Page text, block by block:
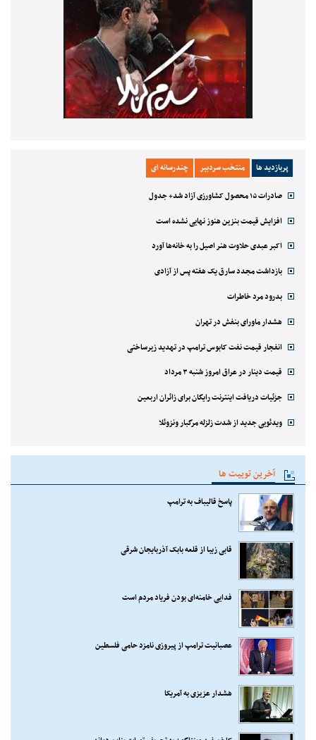
پربازدید ها منتخب سردبیر چندرسانه ای
صادرات ۱۵ محصول کشاورزی آزاد شد+ جدول
افزایش قیمت بنزین هنوز نهایی نشده است
اکبر عبدی حلاوت هنر اصیل را به خانه‌ها آورد
بازداشت مجدد سارق یک هفته پس از آزادی
بدرود مرد خاطرات
هشدار ماورای بنفش در تهران
انفجار قیمت نفت کابوس ترامپ در تهدید زیرساختی
قیمت دینار در عراق امروز شنبه ۳ مرداد
جزئیات دریافت اینترنت رایگان برای زائران اربعین
ویدئویی جدید از شدت زلزله مرگبار ونزوئلا
آخرین توییت ها
پاسخ قالیباف به ترامپ
قابی زیبا از قلعه بابک آذربایجان شرقی
فدایی خامنه‌ای بودن فریاد مردم است
عصبانیت ترامپ از پیروزی نامزد حامی فلسطین
هشدار عزیزی به آمریکا